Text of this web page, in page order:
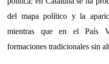
del mapa político y la
mientras que en el País
formaciones tradicionales sin